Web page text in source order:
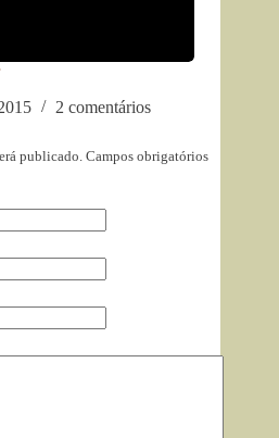
2 comentários
publicado. Campos obrigatórios